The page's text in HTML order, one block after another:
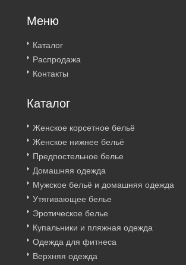
Меню
Каталог
Распродажа
Контакты
Каталог
Женское корсетное бельё
Женское нижнее бельё
Предпостельное белье
Домашняя одежда
Мужское бельё и домашняя одежда
Утягивающее белье
Эротическое белье
Купальники и пляжная одежда
Одежда для фитнеса
Верхняя одежда